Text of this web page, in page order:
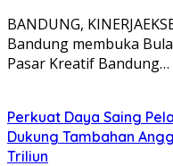
BANDUNG,
Bandung membuka
Pasar Kreatif Bandung…
Perkuat Daya Saing
Dukung Tambahan
Triliun